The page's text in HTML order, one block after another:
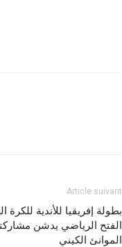
Article suivant
الفتح الرياضي يدشن
الموانئ الكيني